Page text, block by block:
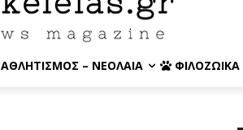
ΑΘΛΗΤΙΣΜΌΣ – ΝΕΟΛΑΊΑ